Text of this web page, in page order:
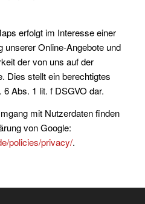
erfolgt im Interesse einer
unserer Online-Angebote und
der von uns auf der
Dies stellt ein berechtigtes
Abs. 1 lit. f DSGVO dar.
mit Nutzerdaten finden
von Google:
policies/privacy/.